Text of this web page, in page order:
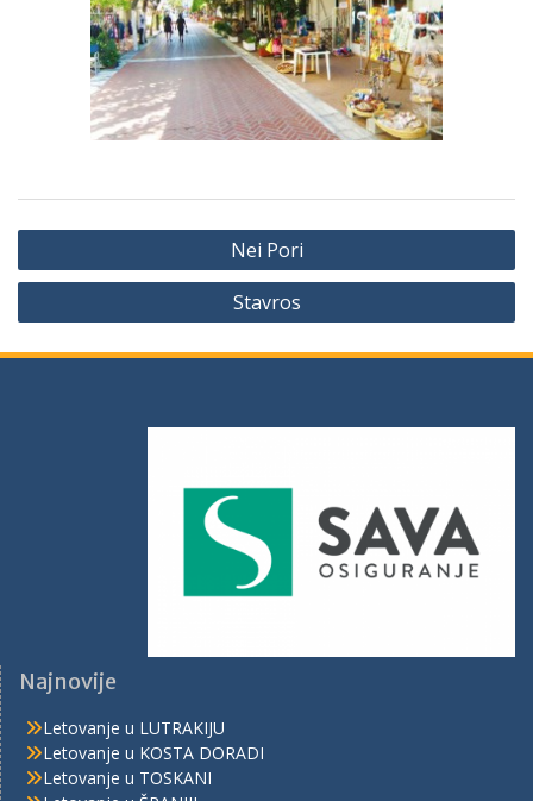
Nei Pori
Stavros
Najnovije
Letovanje u LUTRAKIJU
Letovanje u KOSTA DORADI
Letovanje u TOSKANI